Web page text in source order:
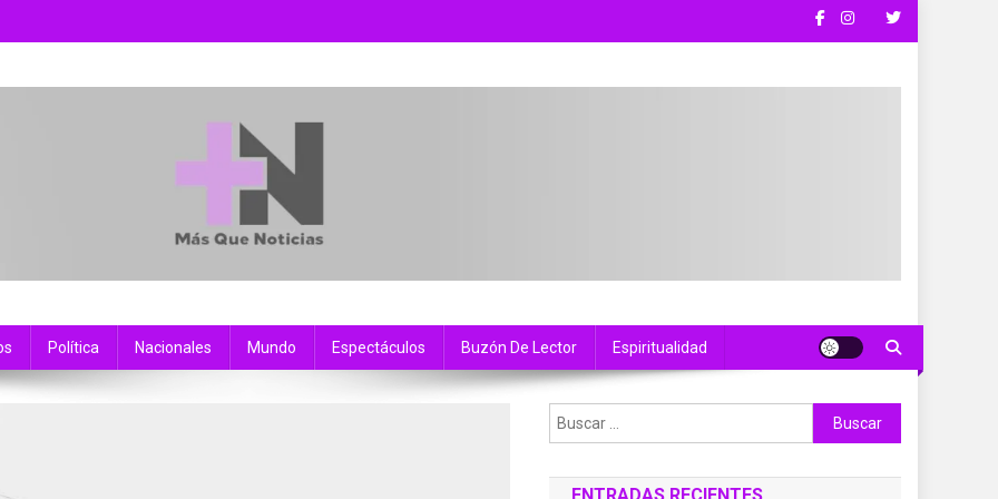
Política Nacionales Mundo Espectáculos Buzón De Lector Espiritualidad
Buscar: